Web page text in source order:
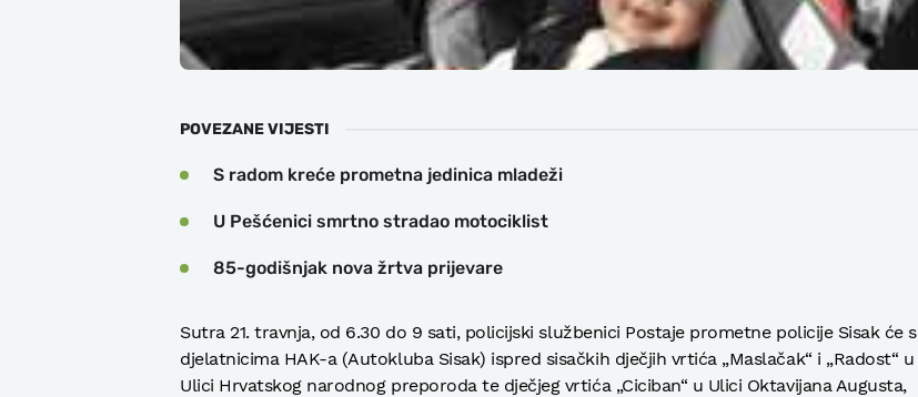
POVEZANE VIJESTI
S radom kreće prometna jedinica mladeži
U Pešćenici smrtno stradao motociklist
85-godišnjak nova žrtva prijevare
Sutra 21. travnja, od 6.30 do 9 sati, policijski službenici Postaje prometne policije Sisak će s
djelatnicima HAK-a (Autokluba Sisak) ispred sisačkih dječjih vrtića „Maslačak“ i „Radost“ u
Ulici Hrvatskog narodnog preporoda te dječjeg vrtića „Ciciban“ u Ulici Oktavijana Augusta,